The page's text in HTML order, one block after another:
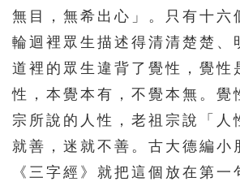
無目，無希出心」。只有十六
輪迴裡眾生描述得清清楚楚、
道裡的眾生違背了覺性，覺性
性，本覺本有，不覺本無。覺
宗所說的人性，老祖宗說「人
就善，迷就不善。古大德編小
《三字經》就把這個放在第一